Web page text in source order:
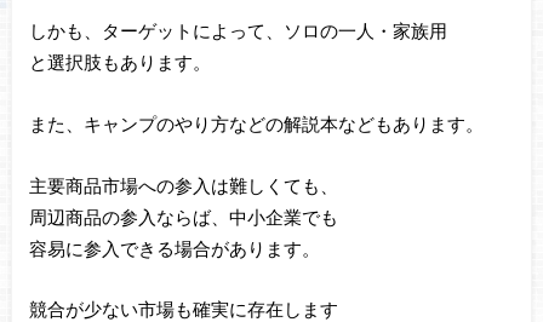
しかも、ターゲットによって、ソロの一人・家族用
と選択肢もあります。
また、キャンプのやり方などの解説本などもあります。
主要商品市場への参入は難しくても、
周辺商品の参入ならば、中小企業でも
容易に参入できる場合があります。
競合が少ない市場も確実に存在します